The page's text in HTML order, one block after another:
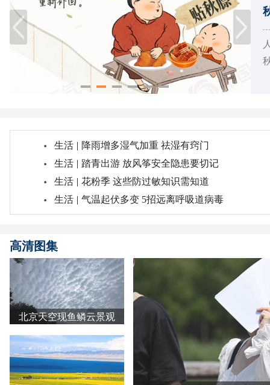
生活 | 降雨增多湿气加重 祛湿有窍门
生活 | 踏青出游 放风筝安全隐患要切记
生活 | 花粉季 这些防过敏知识需知道
生活 | 气温起伏多变 5招远离呼吸道病毒
高清图集
北京天空现鱼鳞云景观